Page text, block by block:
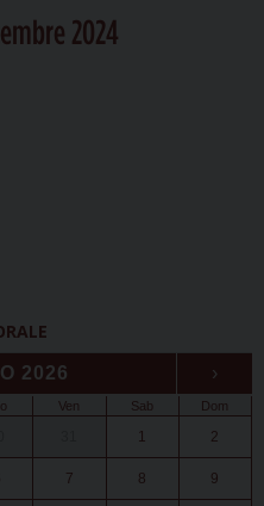
2024
2026 ›
Ven Sab Dom
1 2
7 8 9